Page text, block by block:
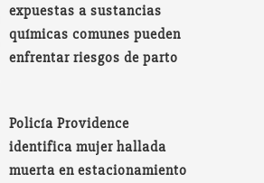
expuestas a sustancias
químicas comunes pueden
enfrentar riesgos de parto
Policía Providence
identifica mujer hallada
muerta en estacionamiento